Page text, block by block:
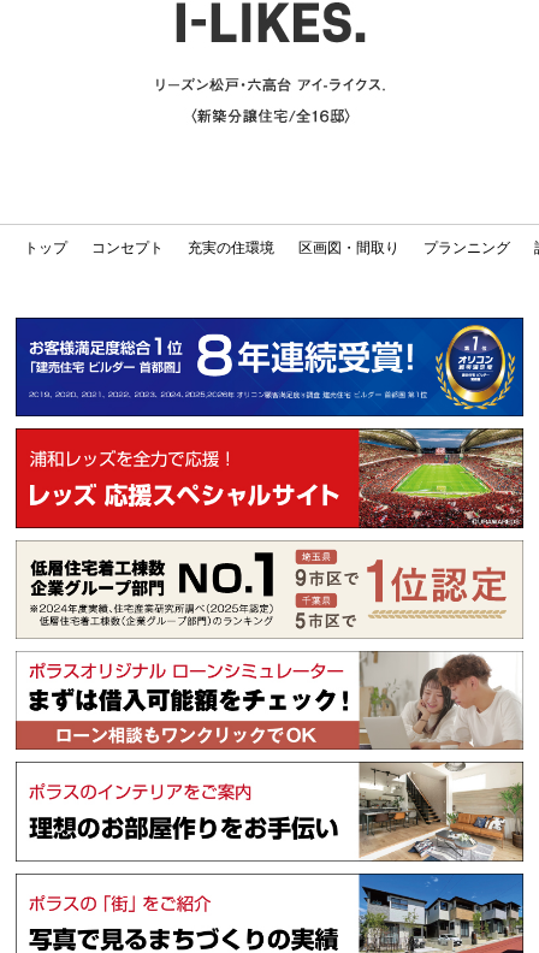
トップ コンセプト 充実の住環境 区画図・間取り プランニング